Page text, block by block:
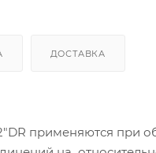
ДОСТАВКА
применяются при